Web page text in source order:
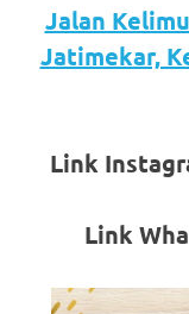
Here
80%
replica
watches.
Jalan
Jatimekar,
Link
Link